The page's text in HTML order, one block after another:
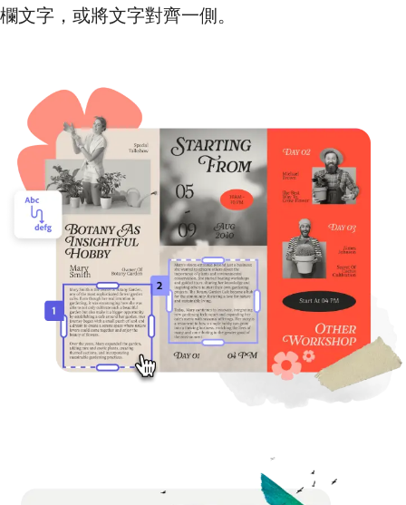
欄文字，或將文字對齊一側。